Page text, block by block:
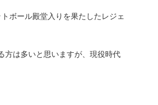
ボール殿堂入りを果たしたレジェ
方は多いと思いますが、現役時代